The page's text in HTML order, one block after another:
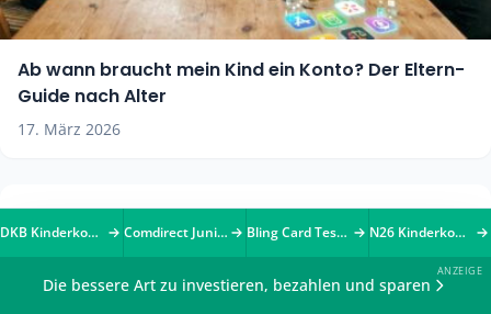
Ab wann braucht mein Kind ein Konto? Der Eltern-
Guide nach Alter
17. März 2026
DKB Kinderkonto (u18): Das kann das kostenlose Konto für Kinder Comdirect JuniorGiro: Das Kinderkonto der Commerzbank-Tochter im Test Bling Card Test 2026: Lohnt sich Deutschlands beliebteste Taschengeldkarte? N26 Kinderkonto: Debitkarte für Kinder ab 7 Jahren
Die bessere Art zu investieren, bezahlen und sparen